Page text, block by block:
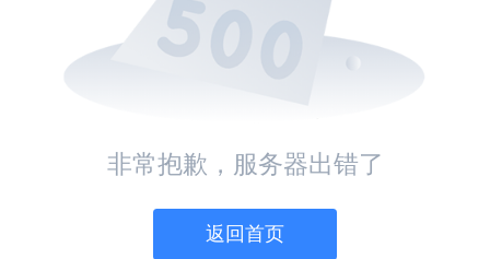
非常抱歉，服务器出错了
返回首页